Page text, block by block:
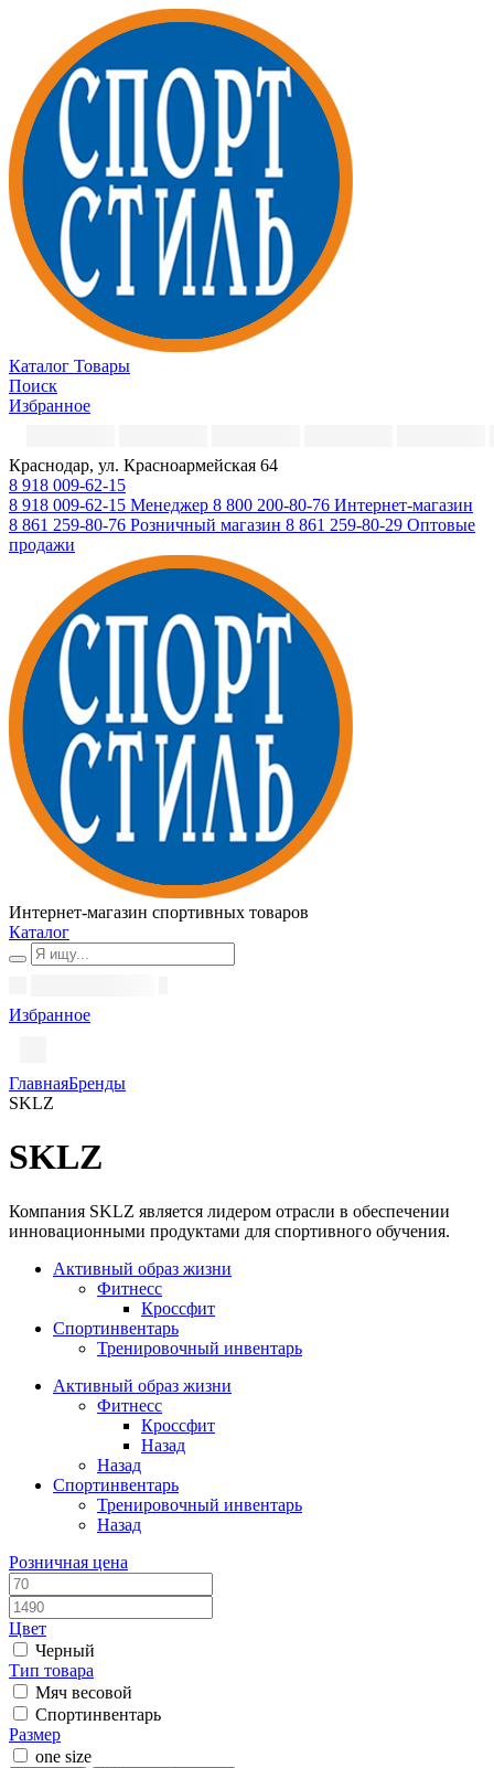
Каталог Товары
Поиск
Избранное
Краснодар, ул. Красноармейская 64
8 918 009-62-15
8 918 009-62-15 Менеджер 8 800 200-80-76 Интернет-магазин
8 861 259-80-76 Розничный магазин 8 861 259-80-29 Оптовые
продажи
Интернет-магазин спортивных товаров
Каталог
Избранное
ГлавнаяБренды
SKLZ
SKLZ
Компания SKLZ является лидером отрасли в обеспечении
инновационными продуктами для спортивного обучения.
Активный образ жизни
Фитнесс
Кроссфит
Спортинвентарь
Тренировочный инвентарь
Активный образ жизни
Фитнесс
Кроссфит
Назад
Назад
Спортинвентарь
Тренировочный инвентарь
Назад
Розничная цена
Цвет
Черный
Тип товара
Мяч весовой
Спортинвентарь
Размер
one size